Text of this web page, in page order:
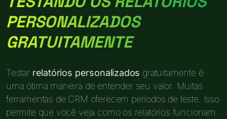
PERSONALIZADOS
GRATUITAMENTE
Testar relatórios personalizados gratuitamente é
uma ótima maneira de entender seu valor. Muitas
ferramentas de CRM oferecem períodos de teste. Isso
permite que você veja como os relatórios funcionam